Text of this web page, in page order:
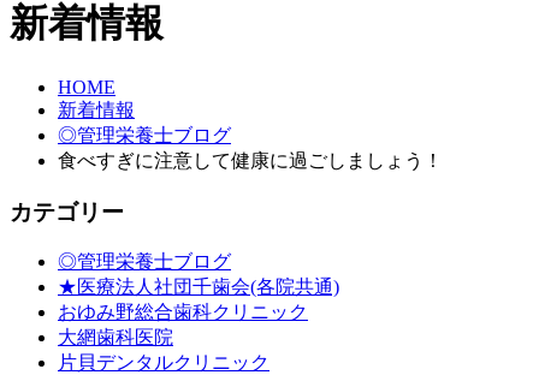
新着情報
HOME
新着情報
◎管理栄養士ブログ
食べすぎに注意して健康に過ごしましょう！
カテゴリー
◎管理栄養士ブログ
★医療法人社団千歯会(各院共通)
おゆみ野総合歯科クリニック
大網歯科医院
片貝デンタルクリニック